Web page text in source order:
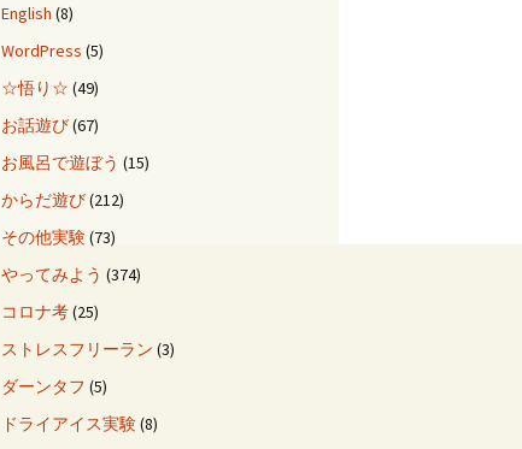
English (8)
WordPress (5)
☆悟り☆ (49)
お話遊び(67)
お風呂で遊ぼう (15)
からだ遊び(212)
その他実験(73)
やってみよう (374)
コロナ考(25)
ストレスフリーラン (3)
ダーンタフ (5)
ドライアイス実験(8)